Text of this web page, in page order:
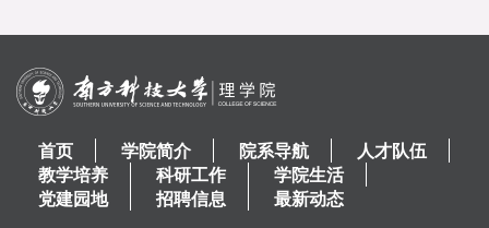
首页 学院简介 院系导航
人才队伍
教学培养
科研工作
学院生活
党建园地
招聘信息 最新动态